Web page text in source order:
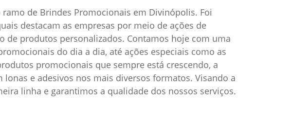
de Brindes Promocionais em Divinópolis. Foi
destacam as empresas por meio de ações de
de produtos personalizados. Contamos hoje com uma
do dia a dia, até ações especiais como as
promocionais que sempre está crescendo, a
e adesivos nos mais diversos formatos. Visando a
linha e garantimos a qualidade dos nossos serviços.